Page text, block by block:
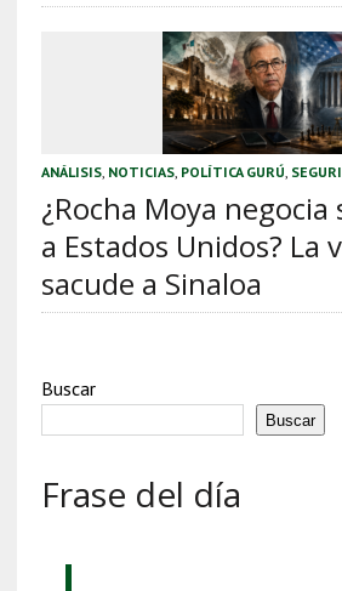
ANÁLISIS, NOTICIAS, POLÍTICA GURÚ,
¿Rocha Moya
a Estados Unidos? La
sacude a Sinaloa
Buscar
Buscar
Frase del día